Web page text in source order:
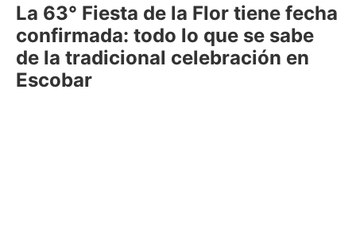
La 63° Fiesta de la Flor tiene fecha
confirmada: todo lo que se sabe
de la tradicional celebración en
Escobar